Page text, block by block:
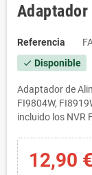
Referencia
check Disponible
Adaptador de
FI9804W,
incluido los NVR
12,90 €